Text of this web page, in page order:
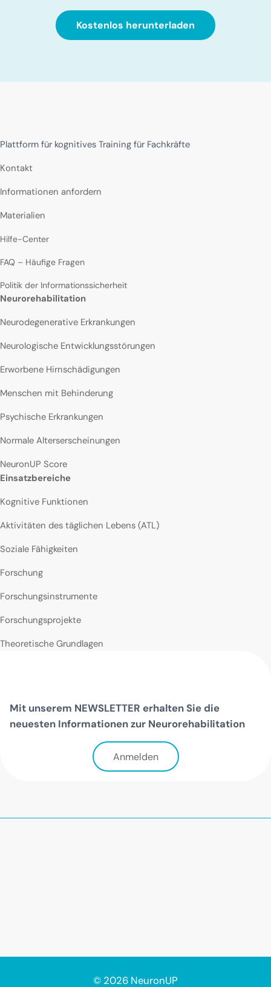
Kostenlos herunterladen
Plattform für kognitives Training für Fachkräfte
Kontakt
Informationen anfordern
Materialien
Hilfe-Center
FAQ – Häufige Fragen
Politik der Informationssicherheit
Neurorehabilitation
Neurodegenerative Erkrankungen
Neurologische Entwicklungsstörungen
Erworbene Hirnschädigungen
Menschen mit Behinderung
Psychische Erkrankungen
Normale Alterserscheinungen
NeuronUP Score
Einsatzbereiche
Kognitive Funktionen
Aktivitäten des täglichen Lebens (ATL)
Soziale Fähigkeiten
Forschung
Forschungsinstrumente
Forschungsprojekte
Theoretische Grundlagen
Mit unserem NEWSLETTER erhalten Sie die
neuesten Informationen zur Neurorehabilitation
Anmelden
© 2026 NeuronUP